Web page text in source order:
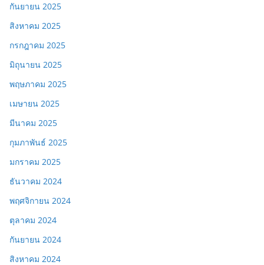
กันยายน 2025
สิงหาคม 2025
กรกฎาคม 2025
มิถุนายน 2025
พฤษภาคม 2025
เมษายน 2025
มีนาคม 2025
กุมภาพันธ์ 2025
มกราคม 2025
ธันวาคม 2024
พฤศจิกายน 2024
ตุลาคม 2024
กันยายน 2024
สิงหาคม 2024